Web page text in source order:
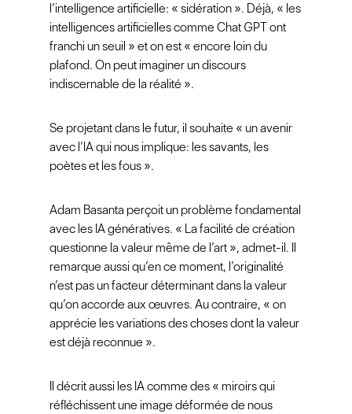
l’intelligence artificielle: « sidération ». Déjà, « les
intelligences artificielles comme Chat GPT ont
franchi un seuil » et on est « encore loin du
plafond. On peut imaginer un discours
indiscernable de la réalité ».
Se projetant dans le futur, il souhaite « un avenir
avec l’IA qui nous implique: les savants, les
poètes et les fous ».
Adam Basanta perçoit un problème fondamental
avec les IA génératives. « La facilité de création
questionne la valeur même de l’art », admet-il. Il
remarque aussi qu’en ce moment, l’originalité
n’est pas un facteur déterminant dans la valeur
qu’on accorde aux œuvres. Au contraire, « on
apprécie les variations des choses dont la valeur
est déjà reconnue ».
Il décrit aussi les IA comme des « miroirs qui
réfléchissent une image déformée de nous